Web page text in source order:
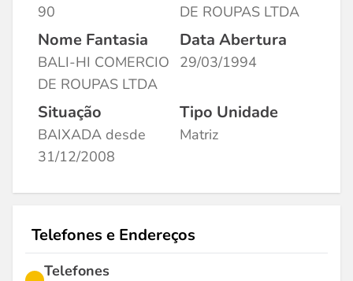
90
DE ROUPAS LTDA
Nome Fantasia
BALI-HI COMERCIO
DE ROUPAS LTDA
Data Abertura
29/03/1994
Situação
BAIXADA desde
31/12/2008
Tipo Unidade
Matriz
Telefones e Endereços
Telefones